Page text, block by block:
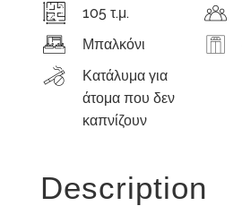
105 τ.μ.
Μπαλκόνι
Κατάλυμα για
άτομα που δεν
καπνίζουν
Description